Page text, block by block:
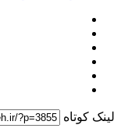
لینک کوتاه